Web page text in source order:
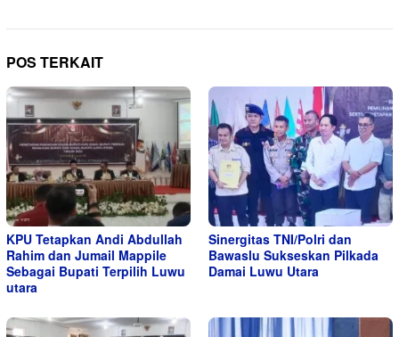
POS TERKAIT
KPU Tetapkan Andi Abdullah
Rahim dan Jumail Mappile
Sebagai Bupati Terpilih Luwu
utara
Sinergitas TNI/Polri dan
Bawaslu Sukseskan Pilkada
Damai Luwu Utara